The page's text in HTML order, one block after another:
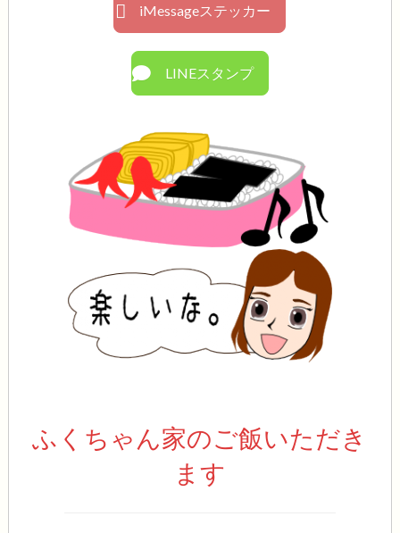
iMessageステッカー
LINEスタンプ
ふくちゃん家のご飯いただき
ます